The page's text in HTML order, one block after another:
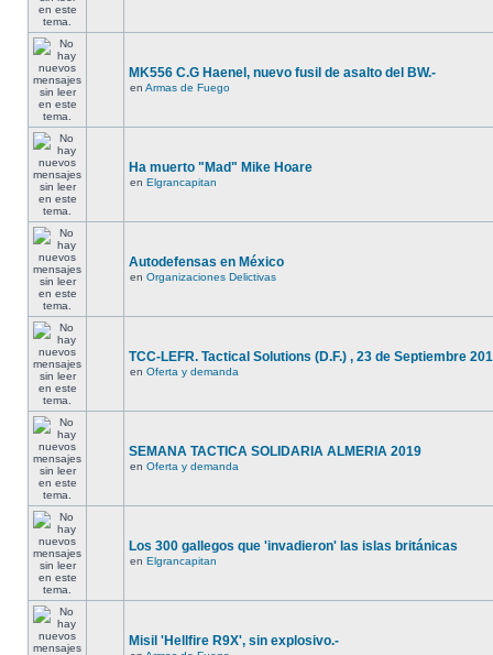
MK556 C.G Haenel, nuevo fusil de asalto del BW.-
en Armas de Fuego
Ha muerto "Mad" Mike Hoare
en Elgrancapitan
Autodefensas en México
en Organizaciones Delictivas
TCC-LEFR. Tactical Solutions (D.F.) , 23 de Septiembre
en Oferta y demanda
SEMANA TACTICA SOLIDARIA ALMERIA 2019
en Oferta y demanda
Los 300 gallegos que 'invadieron' las islas británicas
en Elgrancapitan
Misil 'Hellfire R9X', sin explosivo.-